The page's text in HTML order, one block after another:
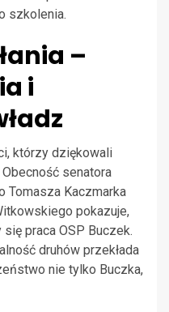
szkolenia.
–
i
którzy dziękowali
senatora
Tomasza Kaczmarka
pokazuje,
praca OSP Buczek.
druhów przekłada
nie tylko Buczka,